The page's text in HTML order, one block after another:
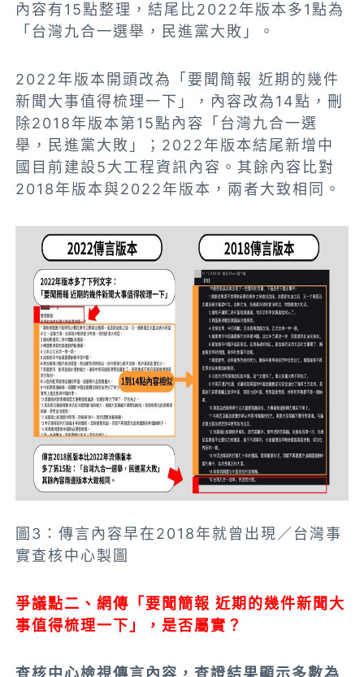
內容有15點整理，結尾比2022年版本多1點為
「台灣九合一選舉，民進黨大敗」。
2022年版本開頭改為「要聞簡報 近期的幾件
新聞大事值得梳理一下」，內容改為14點，刪
除2018年版本第15點內容「台灣九合一選
舉，民進黨大敗」；2022年版本結尾新增中
國目前建設5大工程資訊內容。其餘內容比對
2018年版本與2022年版本，兩者大致相同。
圖3：傳言內容早在2018年就曾出現／台灣事
實查核中心製圖
爭議點二、網傳「要聞簡報 近期的幾件新聞大
事值得梳理一下」，是否屬實？
查核中心檢視傳言內容，查證結果顯示多數為